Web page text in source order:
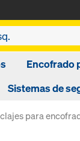
Encofrado
Sistemas de
para